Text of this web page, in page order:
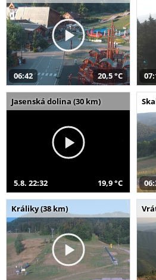
06:42 20,5 °C
Jasenská dolina (30 km)
5.8. 22:32 19,9 °C
Králiky (38 km)